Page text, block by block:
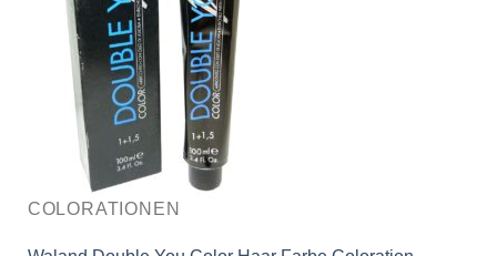
COLORATIONEN